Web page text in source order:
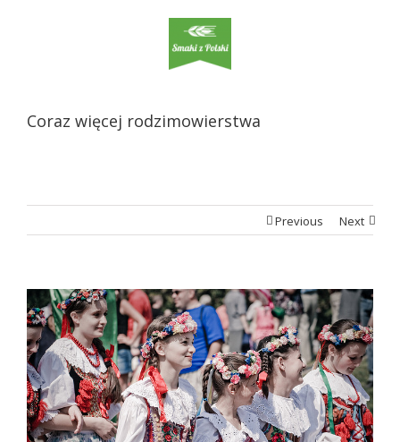
Coraz więcej rodzimowierstwa
Previous Next